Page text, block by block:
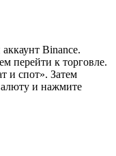
Binance.
перейти к торговле.
и спот». Затем
и нажмите